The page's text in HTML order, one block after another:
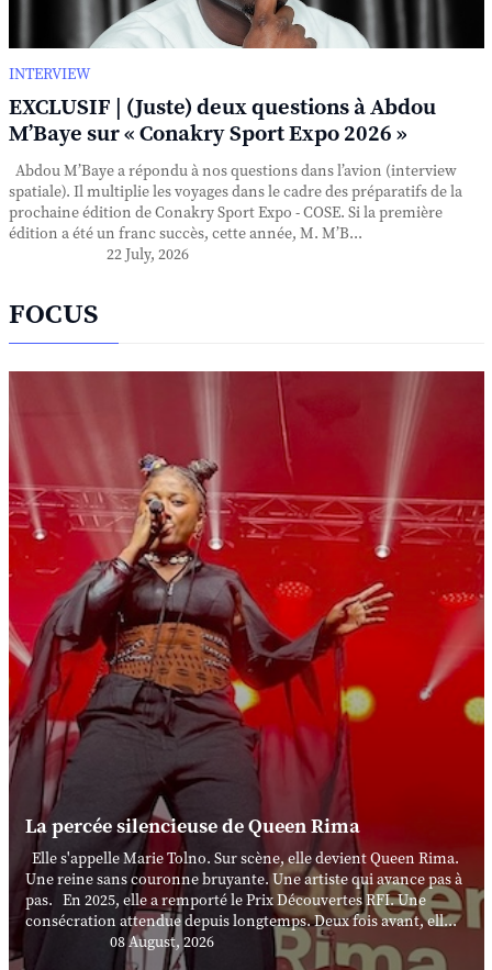
INTERVIEW
EXCLUSIF | (Juste) deux questions à Abdou
M’Baye sur « Conakry Sport Expo 2026 »
Abdou M’Baye a répondu à nos questions dans l’avion (interview
spatiale). Il multiplie les voyages dans le cadre des préparatifs de la
prochaine édition de Conakry Sport Expo - COSE. Si la première
édition a été un franc succès, cette année, M. M’B...
22 July, 2026
FOCUS
La percée silencieuse de Queen Rima
Elle s'appelle Marie Tolno. Sur scène, elle devient Queen Rima.
Une reine sans couronne bruyante. Une artiste qui avance pas à
pas. En 2025, elle a remporté le Prix Découvertes RFI. Une
consécration attendue depuis longtemps. Deux fois avant, ell...
08 August, 2026